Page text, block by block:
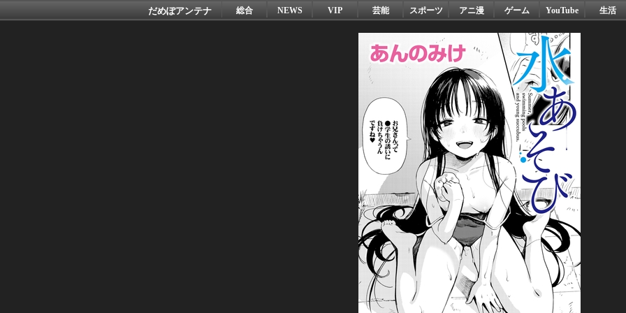
だめぽアンテナ 総合 NEWS VIP 芸能 スポーツ アニ漫 ゲーム YouTube 生活